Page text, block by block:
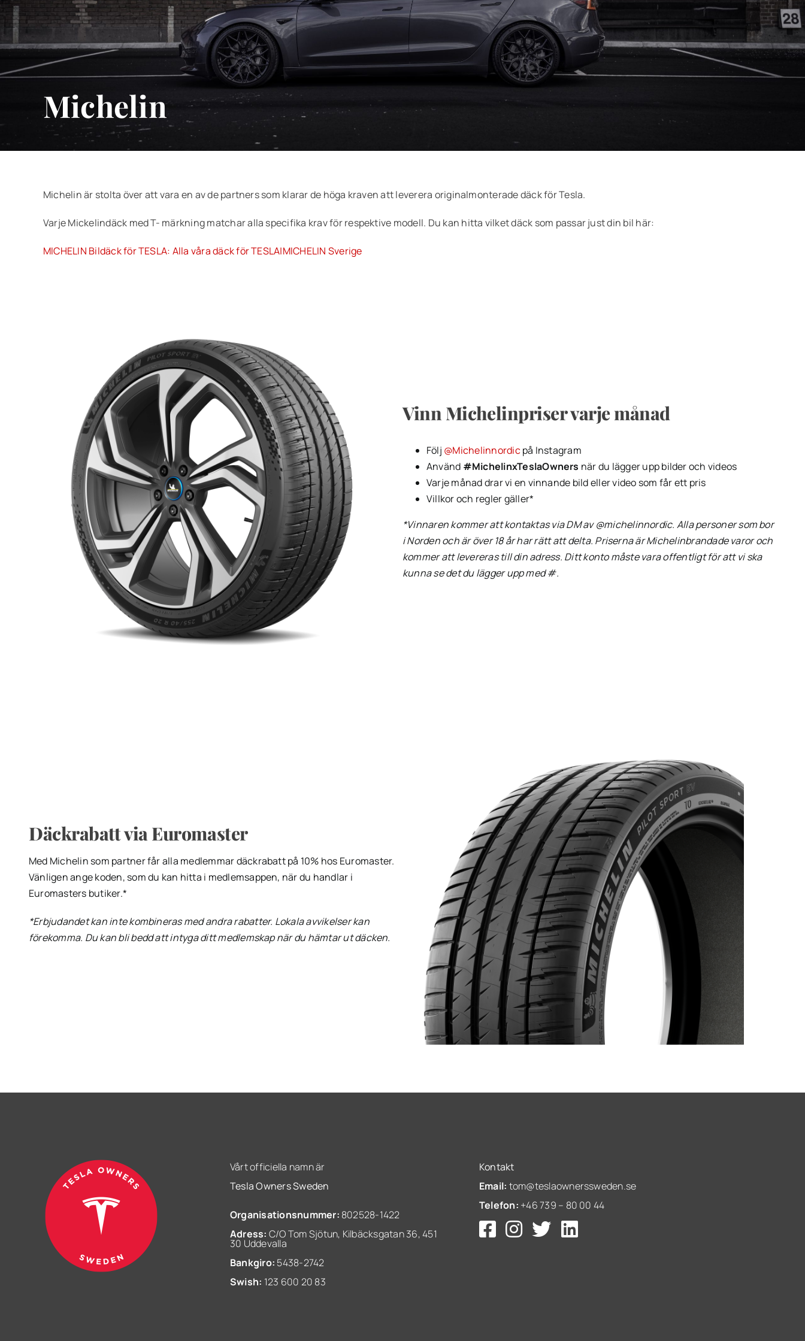
Michelin
Michelin är stolta över att vara en av de partners som klarar de höga kraven att leverera originalmonterade däck för Tesla.
Varje Mickelindäck med T- märkning matchar alla specifika krav för respektive modell. Du kan hitta vilket däck som passar just din bil här:
MICHELIN Bildäck för TESLA: Alla våra däck för TESLA|MICHELIN Sverige
Vinn Michelinpriser varje månad
Följ @Michelinnordicpå Instagram
Använd #MichelinxTeslaOwners när du lägger upp bilder och videos
Varje månad drar vi en vinnande bild eller video som får ett pris
Villkor och regler gäller*
*Vinnaren kommer att kontaktas via DM av @michelinnordic. Alla personer som bor
i Norden och är över 18 år har rätt att delta. Priserna är Michelinbrandade varor och
kommer att levereras till din adress. Ditt konto måste vara offentligt för att vi ska
kunna se det du lägger upp med #.
Däckrabatt via Euromaster
Med Michelin som partner får alla medlemmar däckrabatt på 10% hos Euromaster.
Vänligen ange koden, som du kan hitta i medlemsappen, när du handlar i
Euromasters butiker.*
*Erbjudandet kan inte kombineras med andra rabatter. Lokala avvikelser kan
förekomma. Du kan bli bedd att intyga ditt medlemskap när du hämtar ut däcken.
Vårt officiella namn är
Tesla Owners Sweden
Organisationsnummer: 802528-1422
Adress: C/O Tom Sjötun, Kilbäcksgatan 36, 451
30 Uddevalla
Bankgiro: 5438-2742
Swish: 123 600 20 83
Kontakt
Email: tom@teslaownerssweden.se
Telefon: +46 739 – 80 00 44